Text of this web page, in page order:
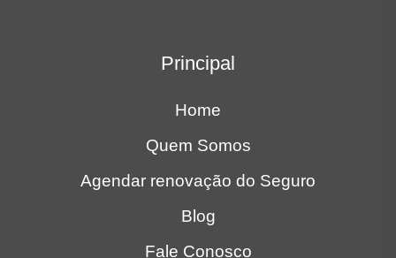
Principal
Home
Quem Somos
Agendar renovação do Seguro
Blog
Fale Conosco